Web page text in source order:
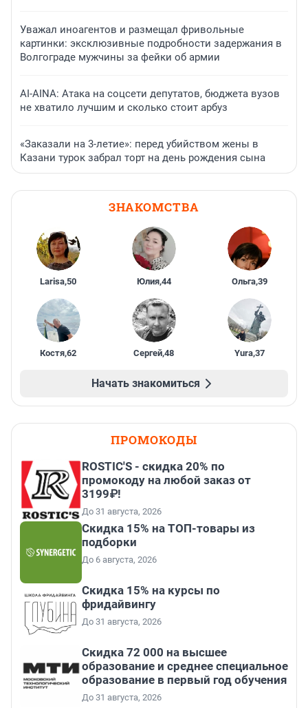
Уважал иноагентов и размещал фривольные
картинки: эксклюзивные подробности задержания в
Волгограде мужчины за фейки об армии
AI-AINA: Атака на соцсети депутатов, бюджета вузов
не хватило лучшим и сколько стоит арбуз
«Заказали на 3-летие»: перед убийством жены в
Казани турок забрал торт на день рождения сына
ЗНАКОМСТВА
Larisa,50 Юлия,44 Ольга,39
Костя,62 Сергей,48 Yura,37
Начать знакомиться
ПРОМОКОДЫ
ROSTIC'S - скидка 20% по
промокоду на любой заказ от
3199₽!
До 31 августа, 2026
Скидка 15% на ТОП-товары из
подборки
До 6 августа, 2026
Скидка 15% на курсы по
фридайвингу
До 31 августа, 2026
Скидка 72 000 на высшее
образование и среднее специальное
образование в первый год обучения
До 31 августа, 2026